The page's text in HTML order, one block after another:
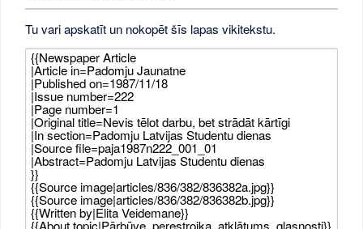
Tu vari apskatīt un nokopēt šīs lapas vikitekstu.